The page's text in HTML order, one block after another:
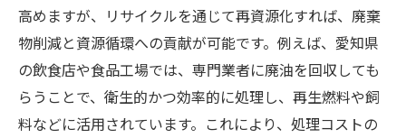
高めますが、リサイクルを通じて再資源化すれば、廃棄
物削減と資源循環への貢献が可能です。例えば、愛知県
の飲食店や食品工場では、専門業者に廃油を回収しても
らうことで、衛生的かつ効率的に処理し、再生燃料や飼
料などに活用されています。これにより、処理コストの